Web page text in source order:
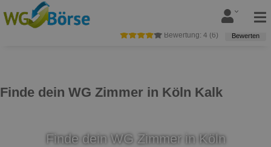
Finde dein WG Zimmer in Köln Kalk
Bewertung: 4 (6) Bewerten
Finde dein WG Zimmer in Köln